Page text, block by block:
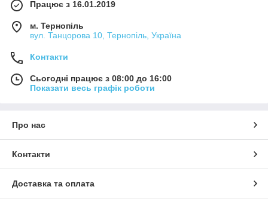
Працює з 16.01.2019
м. Тернопіль
вул. Танцорова 10, Тернопіль, Україна
Контакти
Сьогодні працює з 08:00 до 16:00
Показати весь графік роботи
Про нас
Контакти
Доставка та оплата